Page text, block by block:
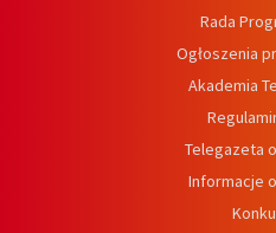
Rada
Ogłoszenia
Akademia
Telegazeta
Informacje